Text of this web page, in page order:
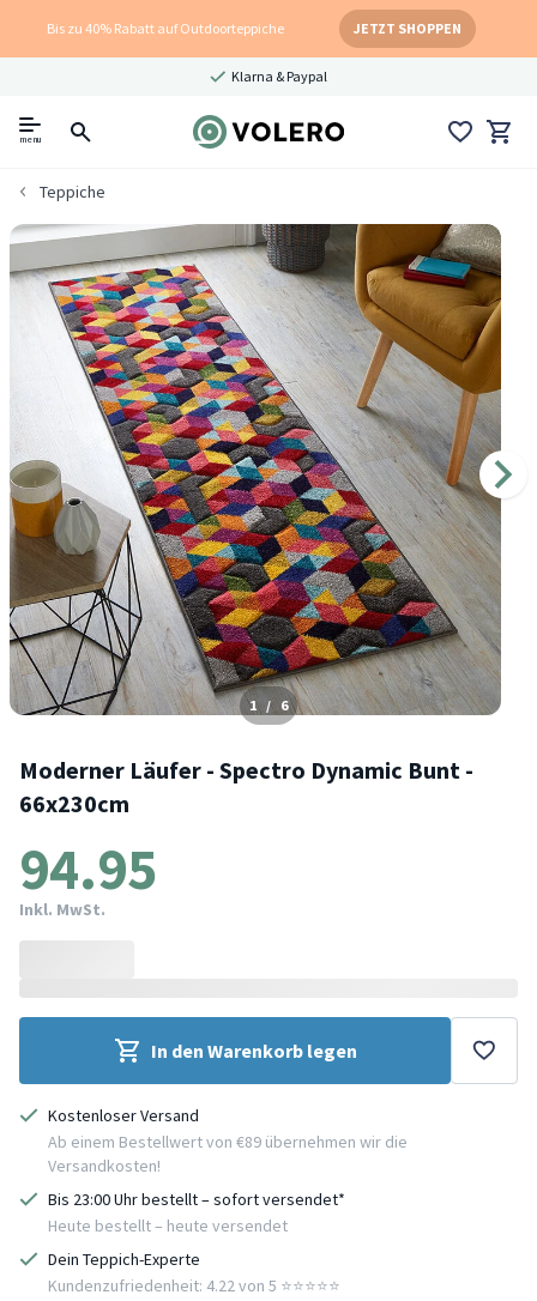
Bis zu 40% Rabatt auf Outdoorteppiche JETZT SHOPPEN
Klarna & Paypal
menu
Teppiche
1 / 6
Moderner Läufer - Spectro Dynamic Bunt -
66x230cm
94.95
Inkl. MwSt.
In den Warenkorb legen
Kostenloser Versand
Ab einem Bestellwert von €89 übernehmen wir die
Versandkosten!
Bis 23:00 Uhr bestellt – sofort versendet*
Heute bestellt – heute versendet
Dein Teppich-Experte
Kundenzufriedenheit: 4.22 von 5 ⭐️⭐️⭐️⭐️⭐️